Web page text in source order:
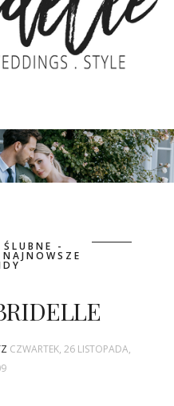
ŚLUBNE -
CZWARTEK, 26 LISTOPADA,